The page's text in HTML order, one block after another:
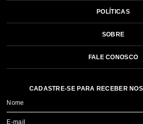
POLÍTICAS
SOBRE
FALE CONOSCO
CADASTRE-SE PARA RECEBER
Nome
E-mail